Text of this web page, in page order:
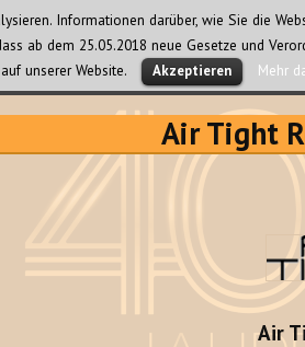
Air Tight
Air
Informationen darüber, wie Sie die
ab dem 25.05.2018 neue Gesetze und
unserer Website.
Akzeptieren Mehr